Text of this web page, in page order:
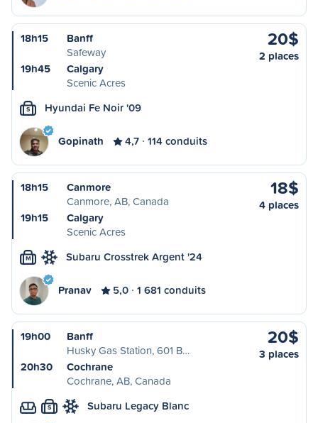
18h15
Banff
Safeway
19h45
Calgary
Scenic Acres
20$
2 places
S Hyundai Fe Noir '09
Gopinath 4,7 114 conduits
18h15
Canmore
Canmore, AB, Canada
19h15
Calgary
Scenic Acres
18$
4 places
M Subaru Crosstrek Argent '24
Pranav 5,0 1 681 conduits
19h00
Banff
Husky Gas Station, 601 B…
20h30
Cochrane
Cochrane, AB, Canada
20$
3 places
S Subaru Legacy Blanc